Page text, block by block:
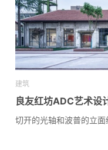
建筑
良友红坊ADC艺术设
切开的光轴和波普的立